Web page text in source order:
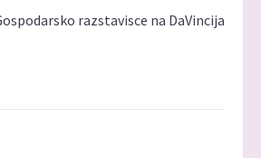
razstavisce na DaVincija